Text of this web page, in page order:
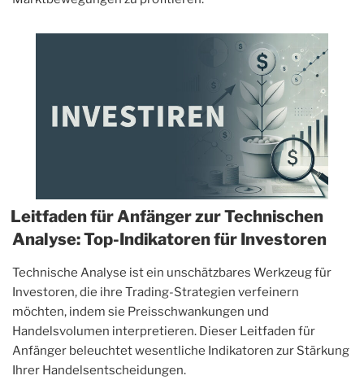
Leitfaden für Anfänger zur Technischen
Analyse: Top-Indikatoren für Investoren
Technische Analyse ist ein unschätzbares Werkzeug für
Investoren, die ihre Trading-Strategien verfeinern
möchten, indem sie Preisschwankungen und
Handelsvolumen interpretieren. Dieser Leitfaden für
Anfänger beleuchtet wesentliche Indikatoren zur Stärkung
Ihrer Handelsentscheidungen.